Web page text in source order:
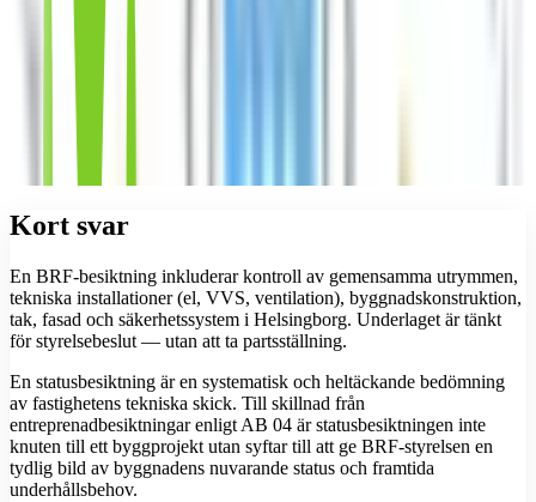
Kort svar
En BRF-besiktning inkluderar kontroll av gemensamma utrymmen,
tekniska installationer (el, VVS, ventilation), byggnadskonstruktion,
tak, fasad och säkerhetssystem i Helsingborg. Underlaget är tänkt
för styrelsebeslut — utan att ta partsställning.
En statusbesiktning är en systematisk och heltäckande bedömning
av fastighetens tekniska skick. Till skillnad från
entreprenadbesiktningar enligt AB 04 är statusbesiktningen inte
knuten till ett byggprojekt utan syftar till att ge BRF-styrelsen en
tydlig bild av byggnadens nuvarande status och framtida
underhållsbehov.